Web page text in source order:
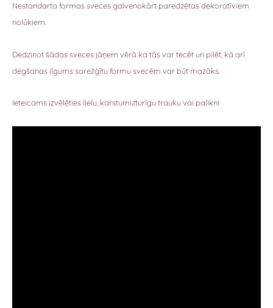
Nestandarta formas sveces galvenokārt paredzētas dekoratīviem
nolūkiem.
Dedzinot šādas sveces jāņem vērā ka tās var tecēt un pilēt, kā arī
degšanas ilgums sarežģītu formu svecēm var būt mazāks.
Ieteicams izvēlēties lielu, karstumizturīgu trauku vai palikni